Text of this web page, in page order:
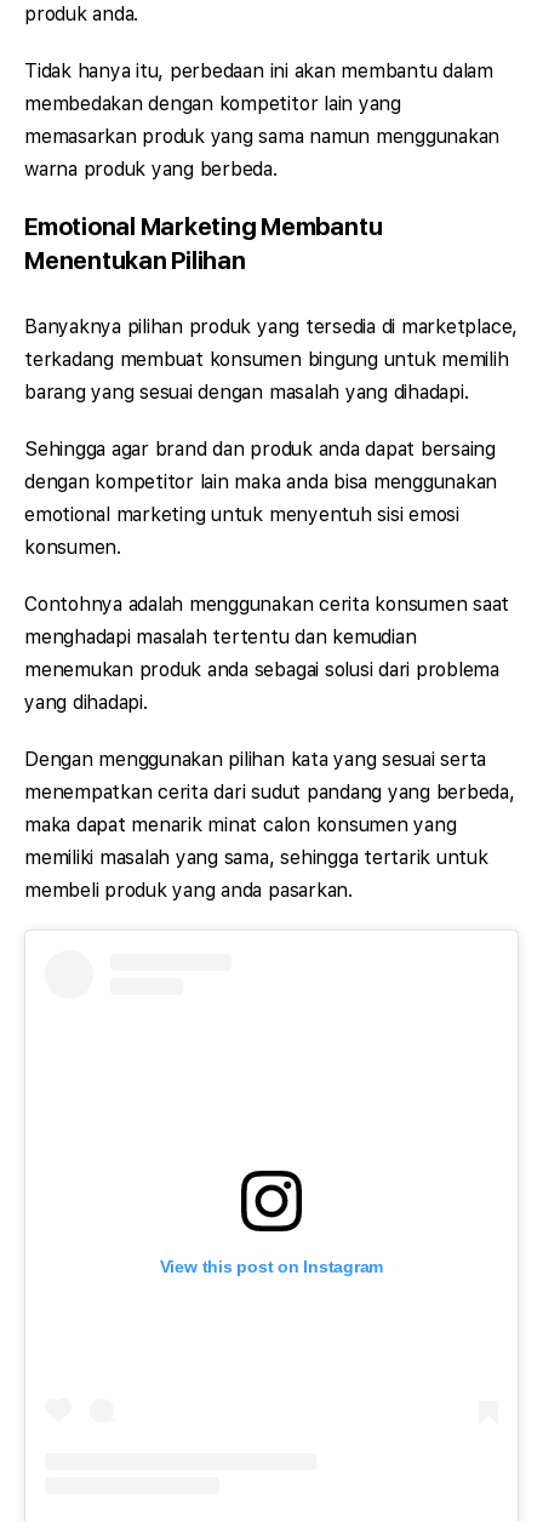
produk anda.
Tidak hanya itu, perbedaan ini akan membantu dalam
membedakan dengan kompetitor lain yang
memasarkan produk yang sama namun menggunakan
warna produk yang berbeda.
Emotional Marketing Membantu
Menentukan Pilihan
Banyaknya pilihan produk yang tersedia di marketplace,
terkadang membuat konsumen bingung untuk memilih
barang yang sesuai dengan masalah yang dihadapi.
Sehingga agar brand dan produk anda dapat bersaing
dengan kompetitor lain maka anda bisa menggunakan
emotional marketing untuk menyentuh sisi emosi
konsumen.
Contohnya adalah menggunakan cerita konsumen saat
menghadapi masalah tertentu dan kemudian
menemukan produk anda sebagai solusi dari problema
yang dihadapi.
Dengan menggunakan pilihan kata yang sesuai serta
menempatkan cerita dari sudut pandang yang berbeda,
maka dapat menarik minat calon konsumen yang
memiliki masalah yang sama, sehingga tertarik untuk
membeli produk yang anda pasarkan.
View this post on Instagram